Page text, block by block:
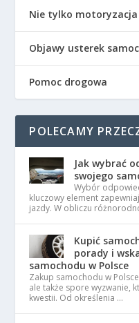
Nie tylko motoryzacja
Objawy usterek
Pomoc drogowa
POLECAMY
Jak wybrać
swojego
Wybór
kluczowy element
jazdy. W obliczu
Kupić
porady i
samochodu w Polsce
Zakup samochodu w
ale także spore wyzwanie,
kwestii. Od określenia …